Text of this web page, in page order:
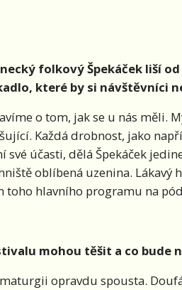
folkový Špekáček liší
které by si návštěvníci
o tom, jak se u nás
Každá drobnost, jako
účasti, dělá Špekáček
oblíbená uzenina.
toho hlavního programu na
mohou těšit a co bude
opravdu spousta.